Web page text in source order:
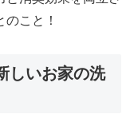
こと！
しいお家の洗